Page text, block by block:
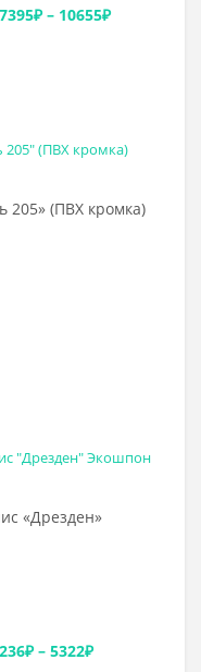
– 10655₽
205» (ПВХ кромка)
«Дрезден»
– 5322₽